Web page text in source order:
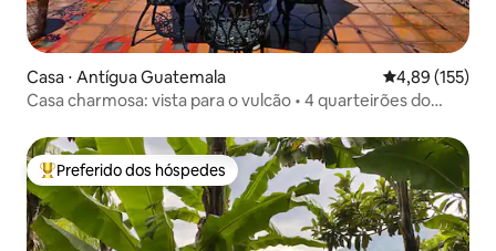
Casa ⋅ Antígua Guatemala 4,89 de uma
4,89 (155)
Casa charmosa: vista para o vulcão • 4 quarteirões do
Entre os melhores preferidos dos hóspedes
Preferido dos hóspedes